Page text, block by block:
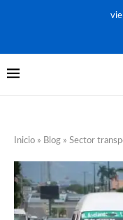
Inicio » Blog » Sector